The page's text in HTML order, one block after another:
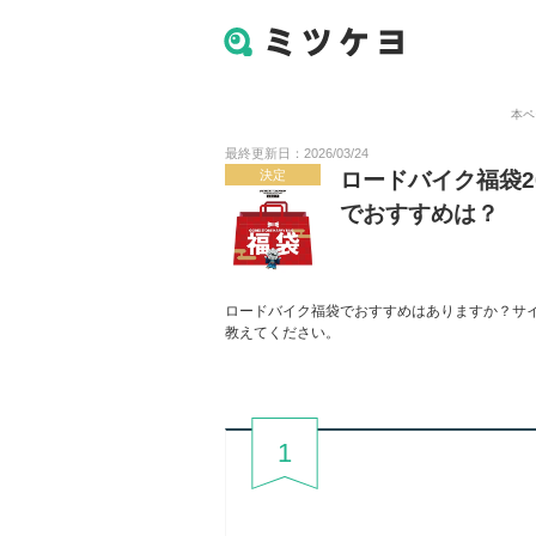
本
最終更新日：2026/03/24
決定
ロードバイク福袋
でおすすめは？
ロードバイク福袋でおすすめはありますか？
教えてください。
1